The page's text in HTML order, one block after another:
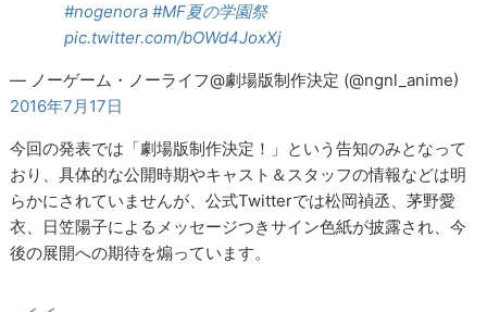
#nogenora #MF夏の学園祭
pic.twitter.com/bOWd4JoxXj
— ノーゲーム・ノーライフ@劇場版制作決定 (@ngnl_anime)
2016年7月17日
今回の発表では「劇場版制作決定！」という告知のみとなって
おり、具体的な公開時期やキャスト＆スタッフの情報などは明
らかにされていませんが、公式Twitterでは松岡禎丞、茅野愛
衣、日笠陽子によるメッセージつきサイン色紙が披露され、今
後の展開への期待を煽っています。